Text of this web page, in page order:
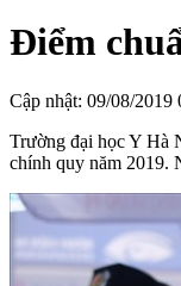
Điểm
Cập nhật: 09/08/2019
Trường đại học Y Hà
chính quy năm 2019.